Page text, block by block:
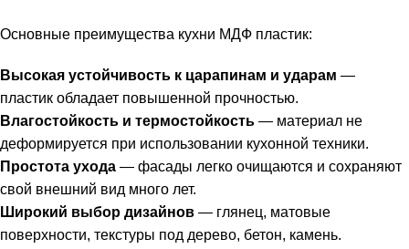
Основные преимущества кухни МДФ пластик:
Высокая устойчивость к царапинам и ударам —
пластик обладает повышенной прочностью.
Влагостойкость и термостойкость — материал не
деформируется при использовании кухонной техники.
Простота ухода — фасады легко очищаются и сохраняют
свой внешний вид много лет.
Широкий выбор дизайнов — глянец, матовые
поверхности, текстуры под дерево, бетон, камень.